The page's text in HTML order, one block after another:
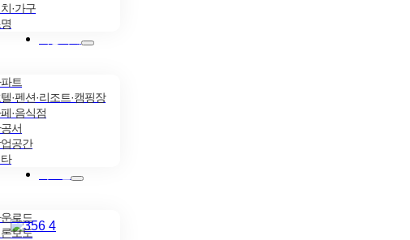
·가구
트
·펜션·리조트·캠핑장
·음식점
서
공간
로드
보도